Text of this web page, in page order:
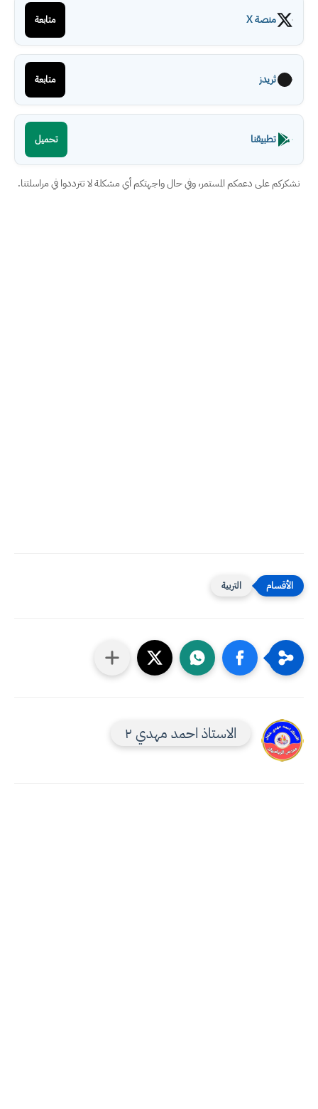
منصة X متابعة
ثريدز متابعة
تطبيقنا تحميل
نشكركم على دعمكم المستمر، وفي حال واجهتكم أي مشكلة لا تترددوا في مراسلتنا.
التربية
الاستاذ احمد مهدي ٢